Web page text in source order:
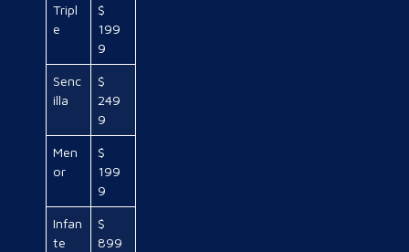
Tripl
e
$
199
9
Senc
illa
$
249
9
Men
or
$
199
9
Infan
te
$
899